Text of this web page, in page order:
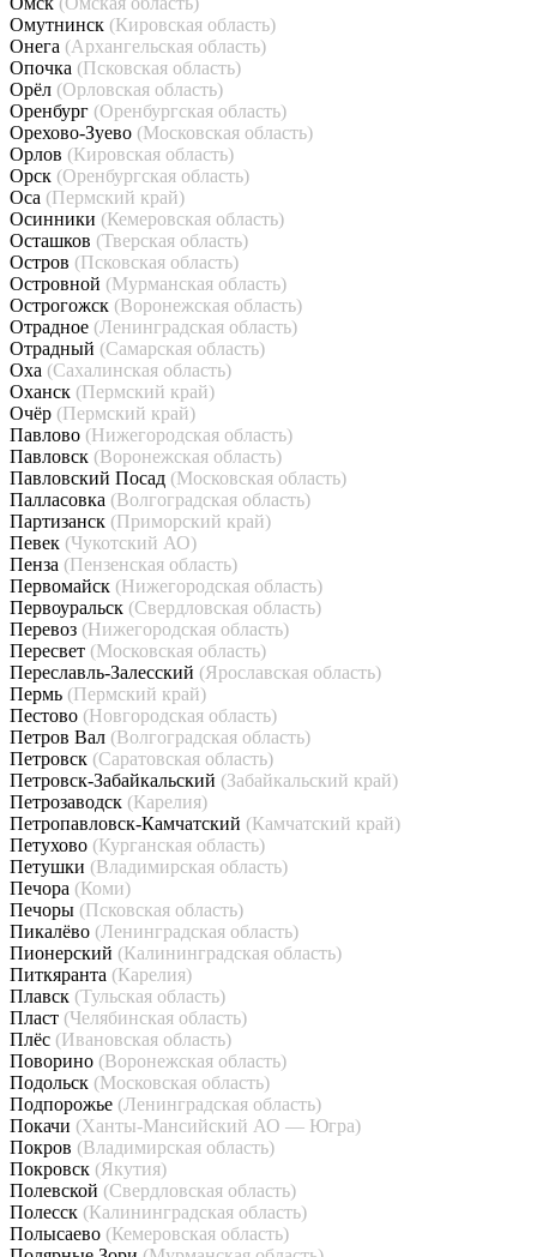
Омутнинск (Кировская область)
Онега (Архангельская область)
Опочка (Псковская область)
Орёл (Орловская область)
Оренбург (Оренбургская область)
Орехово-Зуево (Московская область)
Орлов (Кировская область)
Орск (Оренбургская область)
Оса (Пермский край)
Осинники (Кемеровская область)
Осташков (Тверская область)
Остров (Псковская область)
Островной (Мурманская область)
Острогожск (Воронежская область)
Отрадное (Ленинградская область)
Отрадный (Самарская область)
Оха (Сахалинская область)
Оханск (Пермский край)
Очёр (Пермский край)
Павлово (Нижегородская область)
Павловск (Воронежская область)
Павловский Посад (Московская область)
Палласовка (Волгоградская область)
Партизанск (Приморский край)
Певек (Чукотский АО)
Пенза (Пензенская область)
Первомайск (Нижегородская область)
Первоуральск (Свердловская область)
Перевоз (Нижегородская область)
Пересвет (Московская область)
Переславль-Залесский (Ярославская область)
Пермь (Пермский край)
Пестово (Новгородская область)
Петров Вал (Волгоградская область)
Петровск (Саратовская область)
Петровск-Забайкальский (Забайкальский край)
Петрозаводск (Карелия)
Петропавловск-Камчатский (Камчатский край)
Петухово (Курганская область)
Петушки (Владимирская область)
Печора (Коми)
Печоры (Псковская область)
Пикалёво (Ленинградская область)
Пионерский (Калининградская область)
Питкяранта (Карелия)
Плавск (Тульская область)
Пласт (Челябинская область)
Плёс (Ивановская область)
Поворино (Воронежская область)
Подольск (Московская область)
Подпорожье (Ленинградская область)
Покачи (Ханты-Мансийский АО — Югра)
Покров (Владимирская область)
Покровск (Якутия)
Полевской (Свердловская область)
Полесск (Калининградская область)
Полысаево (Кемеровская область)